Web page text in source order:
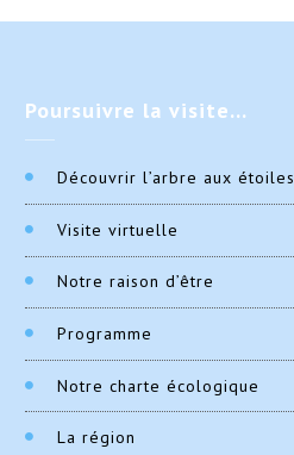
Poursuivre la visite…
Découvrir l’arbre aux étoiles
Visite virtuelle
Notre raison d’être
Programme
Notre charte écologique
La région